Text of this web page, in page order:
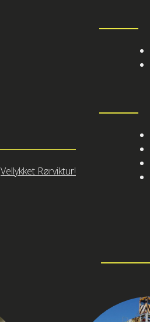
Vellykket Rørviktur!